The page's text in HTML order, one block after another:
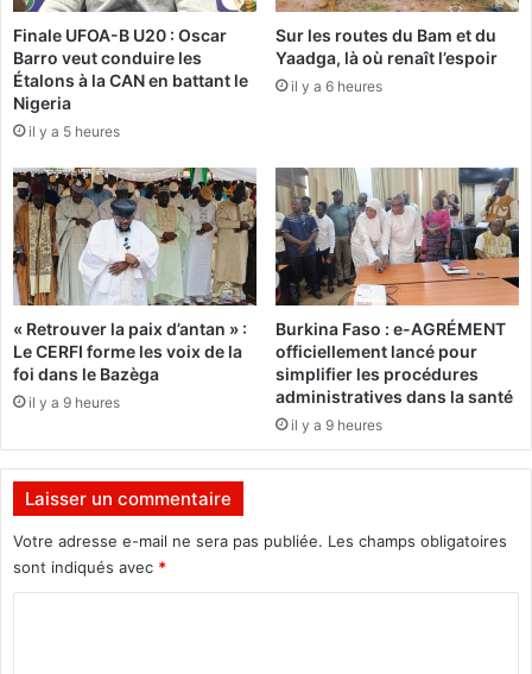
g
e
m
e
n
t
e
t
r
o
u
v
e
d
a
n
o
r
e
r
c
i
b
l
e
B
e
r
t
r
a
d
T
a
é
!
Finale UFOA-B U20 : Oscar
Barro veut conduire les
Étalons à la CAN en battant le
Nigeria
il y a 5 heures
Sur les routes du Bam et du
Yaadga, là où renaît l’espoir
il y a 6 heures
« Retrouver la paix d’antan » :
Le CERFI forme les voix de la
foi dans le Bazèga
il y a 9 heures
Burkina Faso : e-AGRÉMENT
officiellement lancé pour
simplifier les procédures
administratives dans la santé
il y a 9 heures
Laisser un commentaire
Votre adresse e-mail ne sera pas publiée. Les champs obligatoires
sont indiqués avec *